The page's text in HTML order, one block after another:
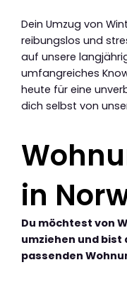
Dein Umzug von
reibungslos und
auf unsere
umfangreiches
heute für eine
dich selbst von
in
Du möchtest von
umziehen und bist
passenden